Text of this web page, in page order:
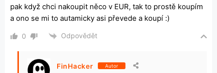
pak když chci nakoupit něco v EUR, tak to prostě koupím
a ono se mi to autamicky asi převede a koupí :)
0 Odpovědět
FinHacker Autor